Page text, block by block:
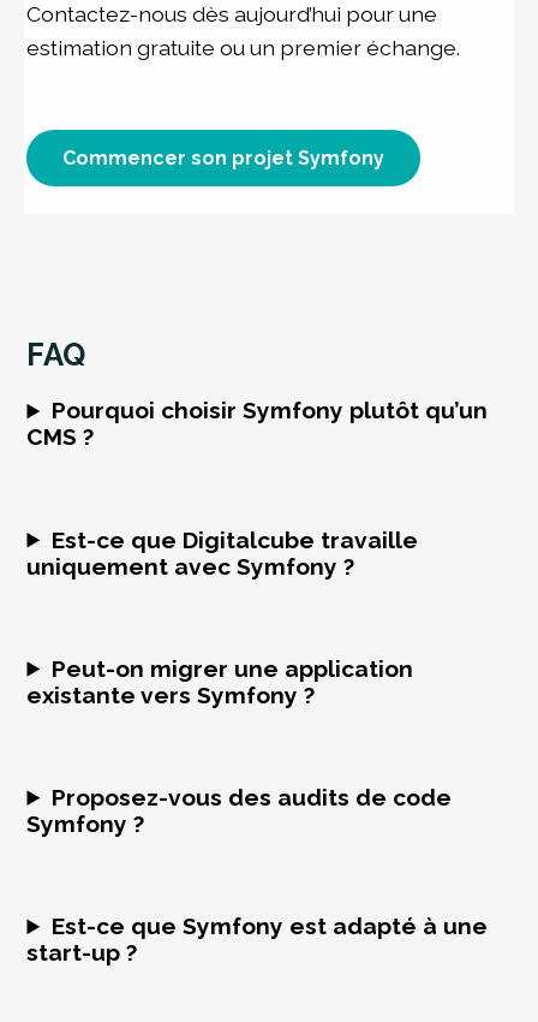
Contactez-nous dès aujourd’hui pour une
estimation gratuite ou un premier échange.
Commencer son projet Symfony
FAQ
Pourquoi choisir Symfony plutôt qu’un
CMS ?
Est-ce que Digitalcube travaille
uniquement avec Symfony ?
Peut-on migrer une application
existante vers Symfony ?
Proposez-vous des audits de code
Symfony ?
Est-ce que Symfony est adapté à une
start-up ?